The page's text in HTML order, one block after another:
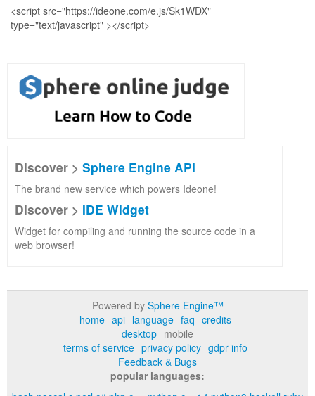
Discover > Sphere Engine API
The brand new service which powers Ideone!
Discover > IDE Widget
Widget for compiling and running the source code in a
web browser!
Powered by Sphere Engine™
home api language faq credits
desktop mobile
terms of service privacy policy gdpr info
Feedback & Bugs
popular languages: